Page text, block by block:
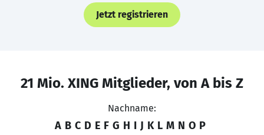
Jetzt registrieren
21 Mio. XING Mitglieder, von A bis Z
Nachname:
A B C D E F G H I J K L M N O P